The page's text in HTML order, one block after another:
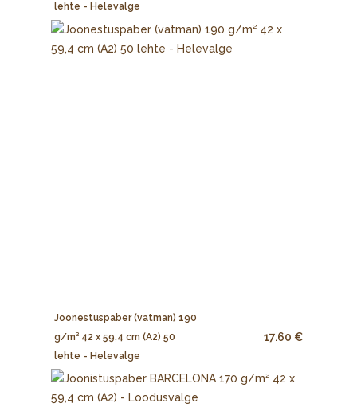
lehte - Helevalge
Joonestuspaber (vatman) 190
g/m² 42 x 59,4 cm (A2) 50
lehte - Helevalge
17.60 €